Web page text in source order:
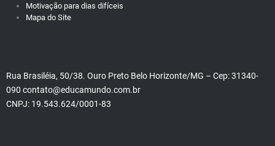
Motivação para dias difíceis
Mapa do Site
Rua Brasiléia, 50/38. Ouro Preto Belo Horizonte/MG – Cep: 31340-
090 contato@educamundo.com.br
CNPJ: 19.543.624/0001-83